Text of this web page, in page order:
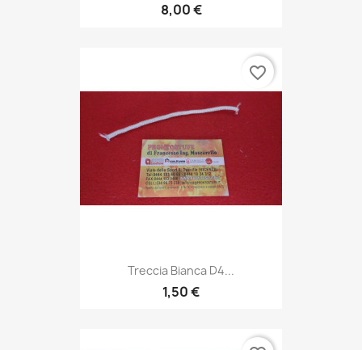
8,00 €
Treccia Bianca D4...
1,50 €
favorite_border